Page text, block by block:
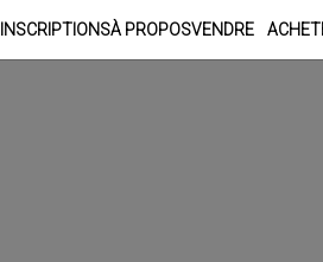
À PROPOSVENDRE